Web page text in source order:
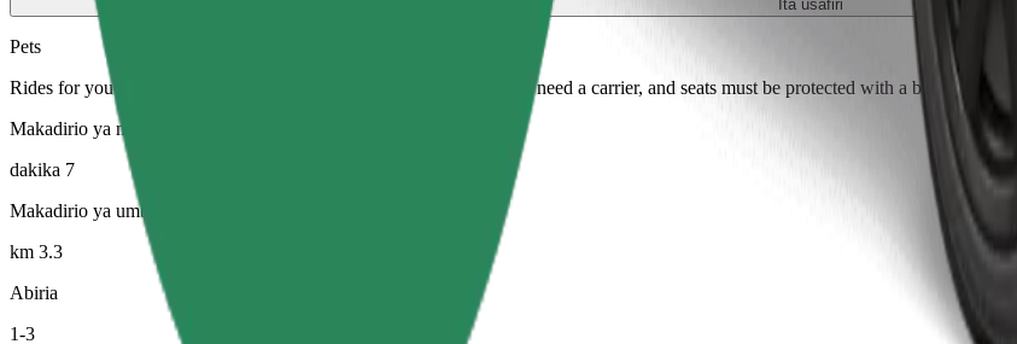
Ita usafiri
Pets
Rides for you and your pet. Dogs must wear a muzzle, small animals need a carrier, and seats must be protected with a blanket or pad.
Makadirio ya muda wa safari
dakika 7
Makadirio ya umbali
km 3.3
Abiria
1-3